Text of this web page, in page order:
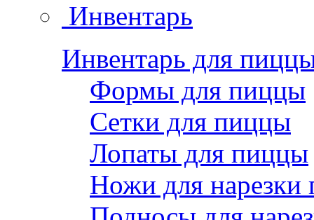
Инвентарь
Инвентарь для
Формы для пиццы
Сетки для пиццы
Лопаты для пиццы
Ножи для нарезки